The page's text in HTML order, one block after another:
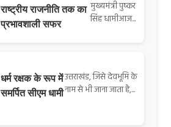
राष्ट्रीय राजनीति तक का
प्रभावशाली सफर
मुख्यमंत्री पुष्कर
सिंह धामीआज...
धर्म रक्षक के रूप में
समर्पित सीएम धामी
उत्तराखंड, जिसे देवभूमि के
नाम से भी जाना जाता है,...